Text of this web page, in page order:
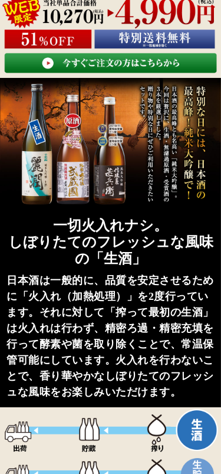
一切火入れナシ。
しぼりたてのフレッシュな風味
の「生酒」
日本酒は一般的に、品質を安定させるため
に「火入れ（加熱処理）」を2度行ってい
ます。それに対して「搾って最初の生酒」
は火入れは行わず、精密ろ過・精密充填を
行って酵素や菌を取り除くことで、常温保
管可能にしています。火入れを行わないこ
とで、香り華やかなしぼりたてのフレッシ
ュな風味をお楽しみいただけます。